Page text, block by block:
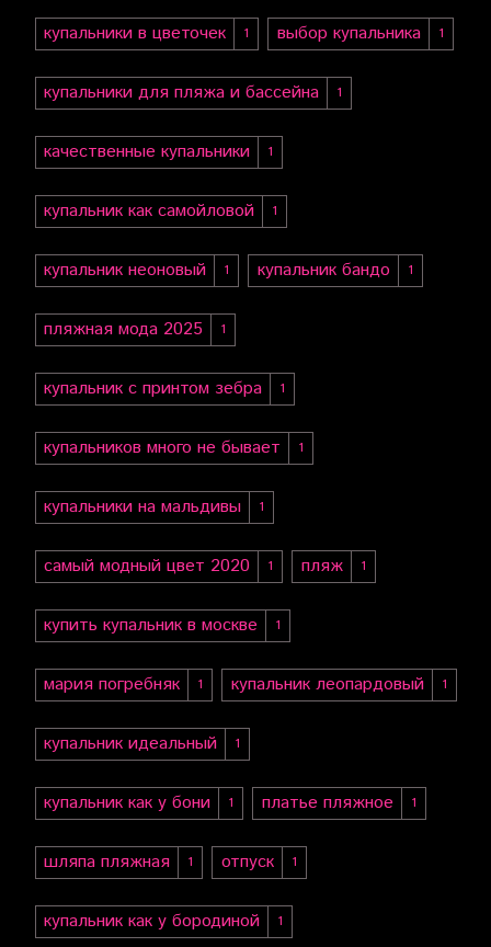
купальники в цветочек 1 выбор купальника 1
купальники для пляжа и бассейна 1
качественные купальники 1
купальник как самойловой 1
купальник неоновый 1 купальник бандо 1
пляжная мода 2025 1
купальник с принтом зебра 1
купальников много не бывает 1
купальники на мальдивы 1
самый модный цвет 2020 1 пляж 1
купить купальник в москве 1
мария погребняк 1 купальник леопардовый 1
купальник идеальный 1
купальник как у бони 1 платье пляжное 1
шляпа пляжная 1 отпуск 1
купальник как у бородиной 1